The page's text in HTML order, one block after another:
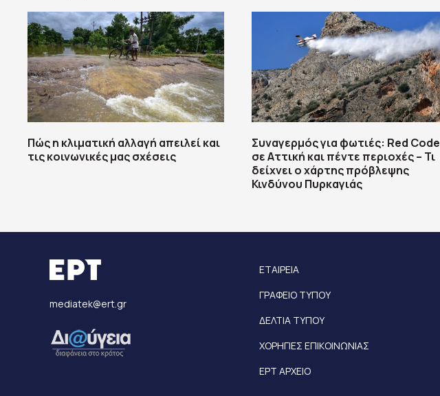
Πώς η κλιματική αλλαγή απειλεί και
τις κοινωνικές μας σχέσεις
Συναγερμός για φωτιές: Red Code
σε Αττική και πέντε περιοχές – Τι
δείχνει ο χάρτης πρόβλεψης
Κινδύνου Πυρκαγιάς
mediatek@ert.gr
ΕΤΑΙΡΕΙΑ
ΓΡΑΦΕΙΟ ΤΥΠΟΥ
ΔΕΛΤΙΑ ΤΥΠΟΥ
ΧΟΡΗΓΙΕΣ ΕΠΙΚΟΙΝΩΝΙΑΣ
ΕΡΤ ΑΡΧΕΙΟ